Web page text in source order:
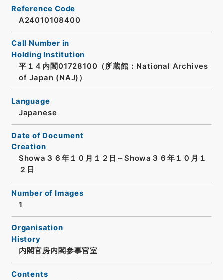
Reference Code
A24010108400
Call Number in
Holding Institution
平１４内閣01728100（所蔵館：National Archives
of Japan (NAJ)）
Language
Japanese
Date of Document
Creation
Showa３６年１０月１２日～Showa３６年１０月１
２日
Number of Images
1
Organisation
History
内閣官房内閣参事官室
Contents